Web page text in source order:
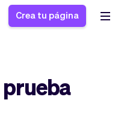
Formulario de registro
de pedidos
Crea tu página